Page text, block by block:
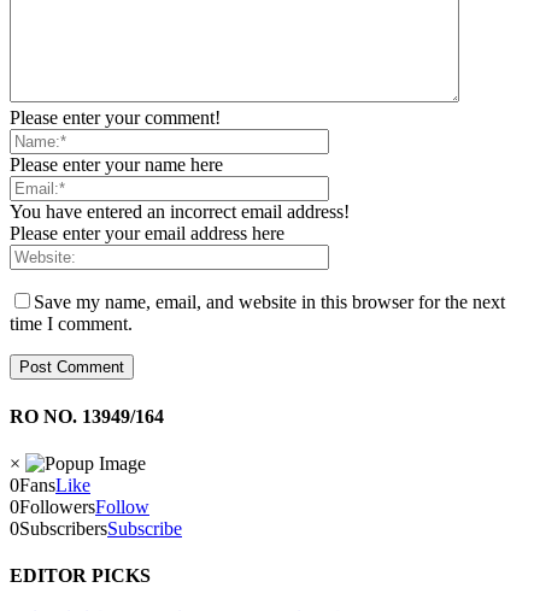
Please enter your comment!
Please enter your name here
You have entered an incorrect email address!
Please enter your email address here
Save my name, email, and website in this browser for the next
time I comment.
RO NO. 13949/164
×
0FansLike
0FollowersFollow
0SubscribersSubscribe
EDITOR PICKS